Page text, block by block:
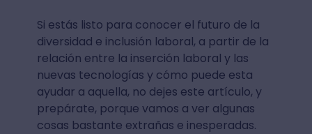
Si estás listo para conocer el futuro de la
diversidad e inclusión laboral, a partir de la
relación entre la inserción laboral y las
nuevas tecnologías y cómo puede esta
ayudar a aquella, no dejes este artículo, y
prepárate, porque vamos a ver algunas
cosas bastante extrañas e inesperadas.